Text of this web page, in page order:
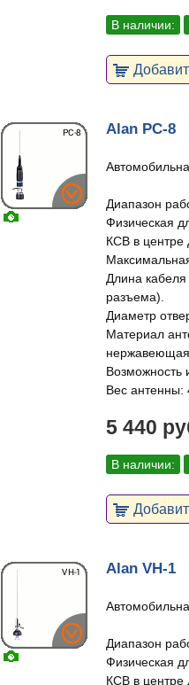
В наличии:
Alan PC-8
Диапазон
Физическая
КСВ в центре
Длина
разъема).
Диаметр
Материал
нержавеющая
Возможность
Вес антенны:
5 440
В наличии:
Alan VH-1
Диапазон
Физическая
КСВ в центре